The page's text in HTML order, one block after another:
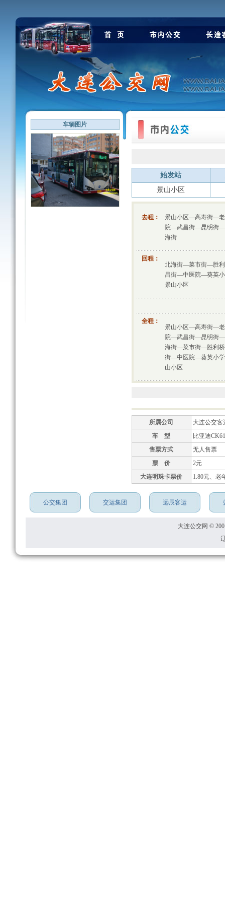
车辆图片
始发站
景山小区
去程：
景山小区—高寿街—
院—武昌街—昆明街
海街
回程：
北海街—菜市街—胜
昌街—中医院—葵英
景山小区
全程：
景山小区—高寿街—
院—武昌街—昆明街
海街—菜市街—胜利
街—中医院—葵英小
山小区
所属公司
大连公交客
车 型
比亚迪
售票方式
无人售票
票 价
2元
大连明珠卡票价
1.80元、老
公交集团 交运集团 远辰客运
大连公交网 ©